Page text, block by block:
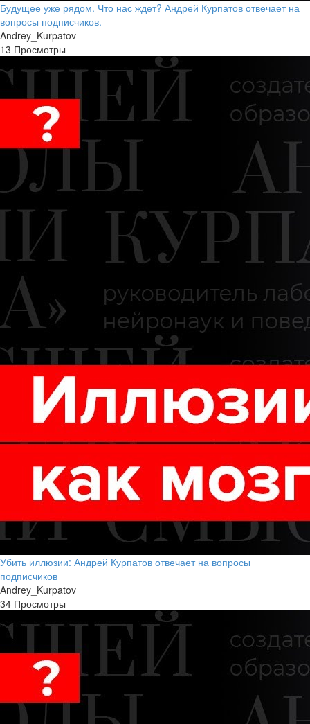
Будущее уже рядом. Что нас ждет? Андрей Курпатов отвечает на
вопросы подписчиков.
Andrey_Kurpatov
13 Просмотры
Убить иллюзии: Андрей Курпатов отвечает на вопросы
подписчиков
Andrey_Kurpatov
34 Просмотры